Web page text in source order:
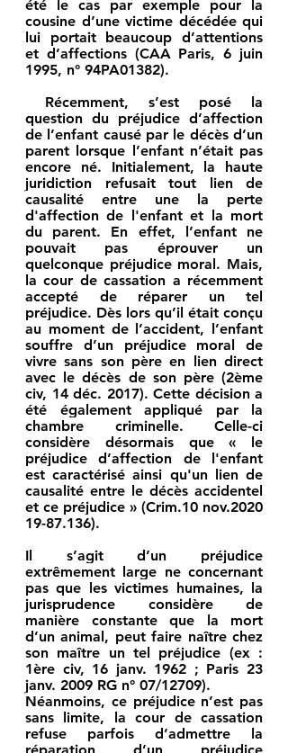
été le cas par exemple pour la
cousine d’une victime décédée qui
lui portait beaucoup d’attentions
et d’affections (CAA Paris, 6 juin
1995, n° 94PA01382).
Récemment, s’est posé la
question du préjudice d’affection
de l’enfant causé par le décès d’un
parent lorsque l’enfant n’était pas
encore né. Initialement, la haute
juridiction refusait tout lien de
causalité entre une la perte
d'affection de l'enfant et la mort
du parent. En effet, l’enfant ne
pouvait pas éprouver un
quelconque préjudice moral. Mais,
la cour de cassation a récemment
accepté de réparer un tel
préjudice. Dès lors qu’il était conçu
au moment de l’accident, l’enfant
souffre d’un préjudice moral de
vivre sans son père en lien direct
avec le décès de son père (2ème
civ, 14 déc. 2017). Cette décision a
été également appliqué par la
chambre criminelle. Celle-ci
considère désormais que « le
préjudice d’affection de l'enfant
est caractérisé ainsi qu'un lien de
causalité entre le décès accidentel
et ce préjudice » (Crim.10 nov.2020
19-87.136).
Il s’agit d’un préjudice
extrêmement large ne concernant
pas que les victimes humaines, la
jurisprudence considère de
manière constante que la mort
d’un animal, peut faire naître chez
son maître un tel préjudice (ex :
1ère civ, 16 janv. 1962 ; Paris 23
janv. 2009 RG n° 07/12709).
Néanmoins, ce préjudice n’est pas
sans limite, la cour de cassation
refuse parfois d’admettre la